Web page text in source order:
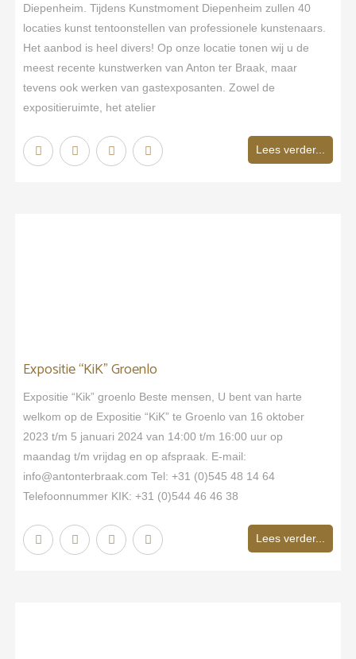
Diepenheim. Tijdens Kunstmoment Diepenheim zullen 40
locaties kunst tentoonstellen van professionele kunstenaars.
Het aanbod is heel divers! Op onze locatie tonen wij u de
meest recente kunstwerken van Anton ter Braak, maar
tevens ook werken van gastexposanten. Zowel de
expositieruimte, het atelier
Lees verder...
Expositie “KiK” Groenlo
Expositie “Kik” groenlo Beste mensen, U bent van harte
welkom op de Expositie “KiK” te Groenlo van 16 oktober
2023 t/m 5 januari 2024 van 14:00 t/m 16:00 uur op
maandag t/m vrijdag en op afspraak. E-mail:
info@antonterbraak.com Tel: +31 (0)545 48 14 64
Telefoonnummer KIK: +31 (0)544 46 46 38
Lees verder...